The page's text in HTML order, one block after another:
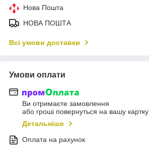
Нова Пошта
НОВА ПОШТА
Всі умови доставки
Умови оплати
Ви отримаєте замовлення
або гроші повернуться на вашу картку
Детальніше
Оплата на рахунок